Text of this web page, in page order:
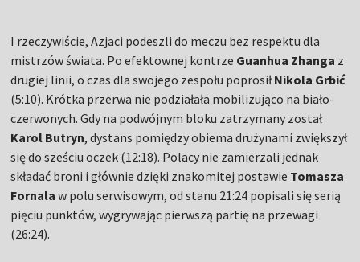
I rzeczywiście, Azjaci podeszli do meczu bez respektu dla
mistrzów świata. Po efektownej kontrze Guanhua Zhanga z
drugiej linii, o czas dla swojego zespołu poprosiłNikola Grbić
(5:10). Krótka przerwa nie podziałała mobilizująco na biało-
czerwonych. Gdy na podwójnym bloku zatrzymany został
Karol Butryn, dystans pomiędzy obiema drużynami zwiększył
się do sześciu oczek (12:18). Polacy nie zamierzali jednak
składać broni i głównie dzięki znakomitej postawie Tomasza
Fornala w polu serwisowym, od stanu 21:24 popisali się serią
pięciu punktów, wygrywając pierwszą partię na przewagi
(26:24).